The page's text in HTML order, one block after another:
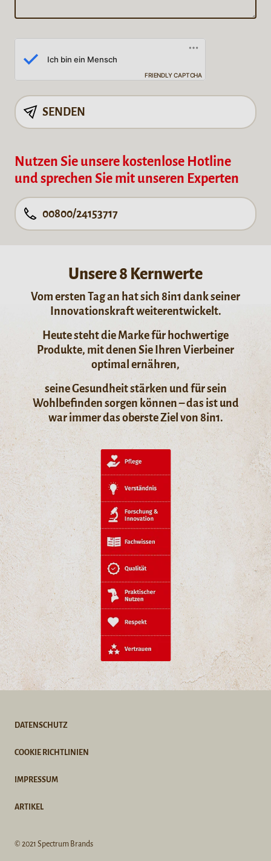
FRIENDLY CAPTCHA
SENDEN
Nutzen Sie unsere kostenlose Hotline
und sprechen Sie mit unseren Experten
00800/24153717
Unsere 8 Kernwerte
Vom ersten Tag an hat sich 8in1 dank seiner
Innovationskraft weiterentwickelt.
Heute steht die Marke für hochwertige
Produkte, mit denen Sie Ihren Vierbeiner
optimal ernähren,
seine Gesundheit stärken und für sein
Wohlbefinden sorgen können – das ist und
war immer das oberste Ziel von 8in1.
DATENSCHUTZ
COOKIE RICHTLINIEN
IMPRESSUM
ARTIKEL
© 2021 Spectrum Brands